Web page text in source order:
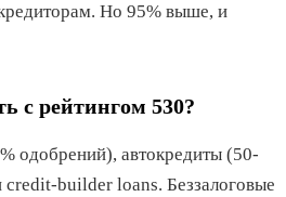
Но 95% выше, и
с рейтингом 530?
одобрений), автокредиты (50-
builder loans. Беззалоговые